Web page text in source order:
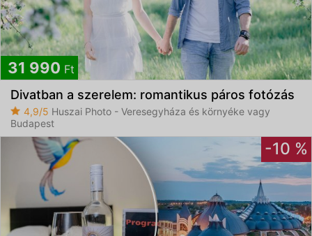
31 990 Ft
Divatban a szerelem: romantikus páros fotózás
4,9/5 Huszai Photo - Veresegyháza és környéke vagy
Budapest
-10 %